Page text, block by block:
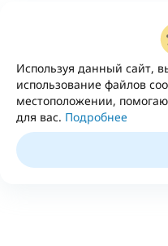
Используя данный сайт,
использование файлов
местоположении,
для вас. Подробнее